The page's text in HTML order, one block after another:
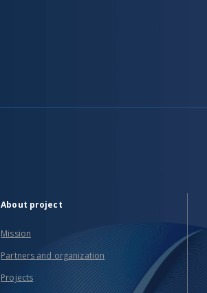
About project
Mission
Partners and organization
Projects